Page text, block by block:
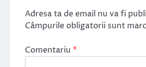
Adresa ta de email nu va fi
Câmpurile obligatorii sunt
Comentariu *